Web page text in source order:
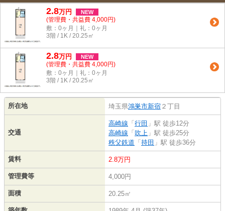
2.8万円 NEW
(管理費・共益費 4,000円)
敷：0ヶ月｜礼：0ヶ月
3階 / 1K / 20.25㎡
2.8万円 NEW
(管理費・共益費 4,000円)
敷：0ヶ月｜礼：0ヶ月
3階 / 1K / 20.25㎡
所在地 埼玉県鴻巣市新宿 ２丁目
交通
高崎線 「 行田 」駅 徒歩12分
高崎線 「 吹上 」駅 徒歩25分
秩父鉄道 「 持田 」駅 徒歩36分
賃料 2.8万円
管理費等 4,000円
面積 20.25㎡